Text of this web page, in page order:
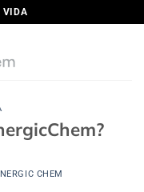
VIDA
CHEM